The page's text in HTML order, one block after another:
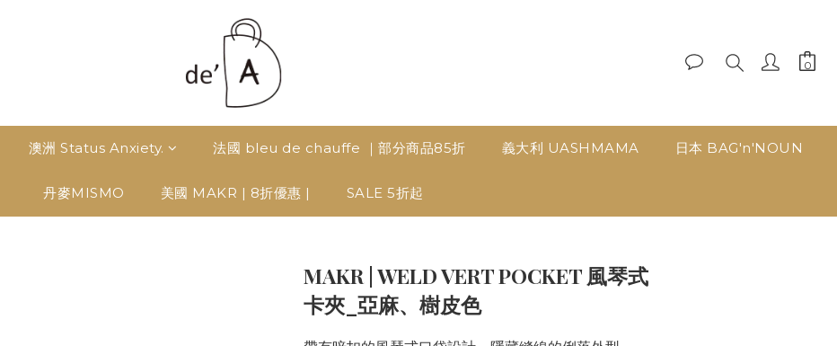
澳洲 Status Anxiety. 法國 bleu de chauffe ｜部分商品85折 義大利 UASHMAMA 日本 BAG'n'NOUN
丹麥MISMO 美國 MAKR | 8折優惠 | SALE 5折起
MAKR | WELD VERT POCKET 風琴式
卡夾_亞麻、樹皮色